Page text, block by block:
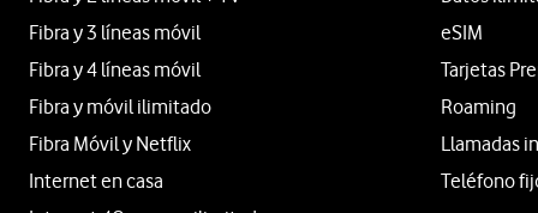
Fibra y 3 líneas móvil
Fibra y 4 líneas móvil
Fibra y móvil ilimitado
Fibra Móvil y Netflix
Internet en casa
eSIM
Tarjetas
Roaming
Llamadas
Teléfono